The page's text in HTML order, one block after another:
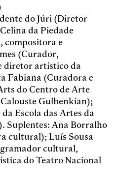
do Júri (Diretor
da Piedade
compositora e
(Curador,
diretor artístico da
Fabiana (Curadora e
do Centro de Arte
Gulbenkian);
Escola das Artes da
Suplentes: Ana Borralho
cultural); Luís Sousa
cultural,
do Teatro Nacional